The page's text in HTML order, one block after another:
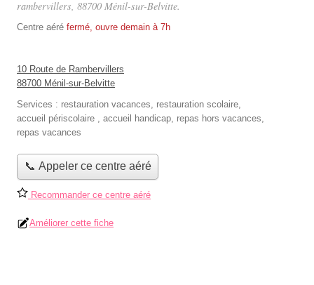
rambervillers, 88700 Ménil-sur-Belvitte.
Centre aéré fermé, ouvre demain à 7h
10 Route de Rambervillers
88700 Ménil-sur-Belvitte
Services : restauration vacances, restauration scolaire,
accueil périscolaire , accueil handicap, repas hors vacances,
repas vacances
📞 Appeler ce centre aéré
Recommander ce centre aéré
Améliorer cette fiche